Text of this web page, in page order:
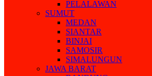
PELALAWAN
SUMUT
MEDAN
SIANTAR
BINJAI
SAMOSIR
SIMALUNGUN
JAWA BARAT